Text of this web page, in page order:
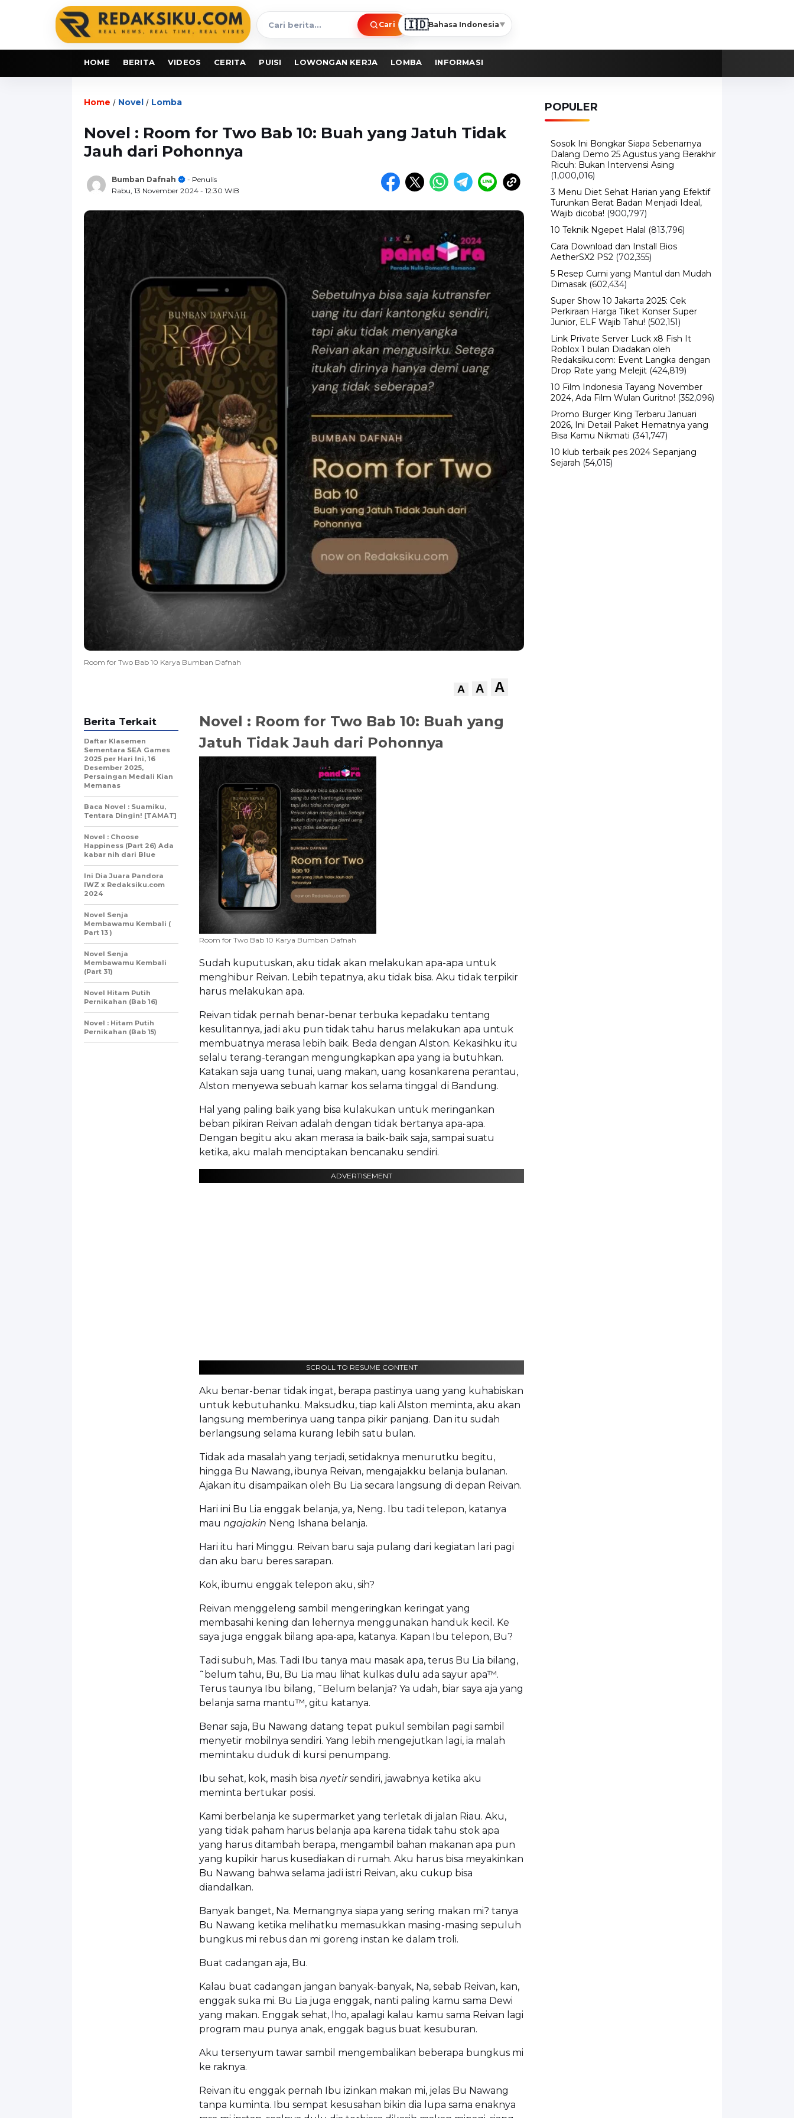
Cari
berita
Cari 🇮🇩Bahasa Indonesia▼
HOME BERITA VIDEOS CERITA PUISI LOWONGAN KERJA LOMBA INFORMASI
Home / Novel / Lomba
Novel : Room for Two Bab 10: Buah yang Jatuh Tidak
Jauh dari Pohonnya
Bumban Dafnah
- Penulis
Rabu, 13 November 2024 - 12:30 WIB
Room for Two Bab 10 Karya Bumban Dafnah
A A A
Novel : Room for Two Bab 10: Buah yang
Jatuh Tidak Jauh dari Pohonnya
Room for Two Bab 10 Karya Bumban Dafnah
Sudah kuputuskan, aku tidak akan melakukan apa-apa untuk
menghibur Reivan. Lebih tepatnya, aku tidak bisa. Aku tidak terpikir
harus melakukan apa.
Reivan tidak pernah benar-benar terbuka kepadaku tentang
kesulitannya, jadi aku pun tidak tahu harus melakukan apa untuk
membuatnya merasa lebih baik. Beda dengan Alston. Kekasihku itu
selalu terang-terangan mengungkapkan apa yang ia butuhkan.
Katakan saja uang tunai, uang makan, uang kosankarena perantau,
Alston menyewa sebuah kamar kos selama tinggal di Bandung.
Hal yang paling baik yang bisa kulakukan untuk meringankan
beban pikiran Reivan adalah dengan tidak bertanya apa-apa.
Dengan begitu aku akan merasa ia baik-baik saja, sampai suatu
ketika, aku malah menciptakan bencanaku sendiri.
ADVERTISEMENT
SCROLL TO RESUME CONTENT
Aku benar-benar tidak ingat, berapa pastinya uang yang kuhabiskan
untuk kebutuhanku. Maksudku, tiap kali Alston meminta, aku akan
langsung memberinya uang tanpa pikir panjang. Dan itu sudah
berlangsung selama kurang lebih satu bulan.
Tidak ada masalah yang terjadi, setidaknya menurutku begitu,
hingga Bu Nawang, ibunya Reivan, mengajakku belanja bulanan.
Ajakan itu disampaikan oleh Bu Lia secara langsung di depan Reivan.
Hari ini Bu Lia enggak belanja, ya, Neng. Ibu tadi telepon, katanya
mau ngajakin Neng Ishana belanja.
Hari itu hari Minggu. Reivan baru saja pulang dari kegiatan lari pagi
dan aku baru beres sarapan.
Kok, ibumu enggak telepon aku, sih?
Reivan menggeleng sambil mengeringkan keringat yang
membasahi kening dan lehernya menggunakan handuk kecil. Ke
saya juga enggak bilang apa-apa, katanya. Kapan Ibu telepon, Bu?
Tadi subuh, Mas. Tadi Ibu tanya mau masak apa, terus Bu Lia bilang,
˜belum tahu, Bu, Bu Lia mau lihat kulkas dulu ada sayur apa™.
Terus taunya Ibu bilang, ˜Belum belanja? Ya udah, biar saya aja yang
belanja sama mantu™, gitu katanya.
Benar saja, Bu Nawang datang tepat pukul sembilan pagi sambil
menyetir mobilnya sendiri. Yang lebih mengejutkan lagi, ia malah
memintaku duduk di kursi penumpang.
Ibu sehat, kok, masih bisa nyetirsendiri, jawabnya ketika aku
meminta bertukar posisi.
Kami berbelanja ke supermarket yang terletak di jalan Riau. Aku,
yang tidak paham harus belanja apa karena tidak tahu stok apa
yang harus ditambah berapa, mengambil bahan makanan apa pun
yang kupikir harus kusediakan di rumah. Aku harus bisa meyakinkan
Bu Nawang bahwa selama jadi istri Reivan, aku cukup bisa
diandalkan.
Banyak banget, Na. Memangnya siapa yang sering makan mi? tanya
Bu Nawang ketika melihatku memasukkan masing-masing sepuluh
bungkus mi rebus dan mi goreng instan ke dalam troli.
Buat cadangan aja, Bu.
Kalau buat cadangan jangan banyak-banyak, Na, sebab Reivan, kan,
enggak suka mi. Bu Lia juga enggak, nanti paling kamu sama Dewi
yang makan. Enggak sehat, lho, apalagi kalau kamu sama Reivan lagi
program mau punya anak, enggak bagus buat kesuburan.
Aku tersenyum tawar sambil mengembalikan beberapa bungkus mi
ke raknya.
Reivan itu enggak pernah Ibu izinkan makan mi, jelas Bu Nawang
tanpa kuminta. Ibu sempat kesusahan bikin dia lupa sama enaknya
Berita Terkait
Daftar Klasemen
Sementara SEA Games
2025 per Hari Ini, 16
Desember 2025,
Persaingan Medali Kian
Memanas
Baca Novel : Suamiku,
Tentara Dingin! [TAMAT]
Novel : Choose
Happiness (Part 26) Ada
kabar nih dari Blue
Ini Dia Juara Pandora
IWZ x Redaksiku.com
2024
Novel Senja
Membawamu Kembali (
Part 13 )
Novel Senja
Membawamu Kembali
(Part 31)
Novel Hitam Putih
Pernikahan (Bab 16)
Novel : Hitam Putih
Pernikahan (Bab 15)
POPULER
Sosok Ini Bongkar Siapa Sebenarnya
Dalang Demo 25 Agustus yang Berakhir
Ricuh: Bukan Intervensi Asing
(1,000,016)
3 Menu Diet Sehat Harian yang Efektif
Turunkan Berat Badan Menjadi Ideal,
Wajib dicoba! (900,797)
10 Teknik Ngepet Halal (813,796)
Cara Download dan Install Bios
AetherSX2 PS2 (702,355)
5 Resep Cumi yang Mantul dan Mudah
Dimasak (602,434)
Super Show 10 Jakarta 2025: Cek
Perkiraan Harga Tiket Konser Super
Junior, ELF Wajib Tahu! (502,151)
Link Private Server Luck x8 Fish It
Roblox 1 bulan Diadakan oleh
Redaksiku.com: Event Langka dengan
Drop Rate yang Melejit (424,819)
10 Film Indonesia Tayang November
2024, Ada Film Wulan Guritno! (352,096)
Promo Burger King Terbaru Januari
2026, Ini Detail Paket Hematnya yang
Bisa Kamu Nikmati (341,747)
10 klub terbaik pes 2024 Sepanjang
Sejarah (54,015)